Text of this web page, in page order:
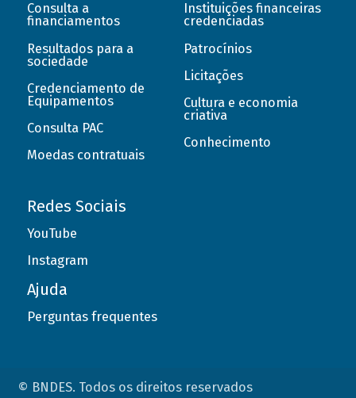
Consulta a
financiamentos
Resultados para a
sociedade
Credenciamento de
Equipamentos
Consulta PAC
Moedas contratuais
Instituições financeiras
credenciadas
Patrocínios
Licitações
Cultura e economia
criativa
Conhecimento
Redes Sociais
YouTube
Instagram
Ajuda
Perguntas frequentes
© BNDES. Todos os direitos reservados